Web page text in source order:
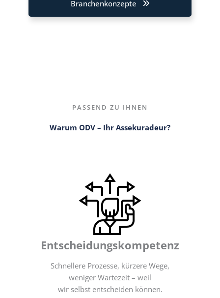
Branchenkonzepte
PASSEND ZU IHNEN
Warum ODV – Ihr Assekuradeur?
Entscheidungskompetenz
Schnellere Prozesse, kürzere Wege,
weniger Wartezeit – weil
wir selbst entscheiden können.